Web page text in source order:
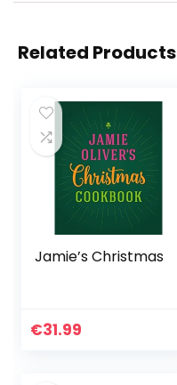
Related Products
Jamie’s Christmas
€31.99